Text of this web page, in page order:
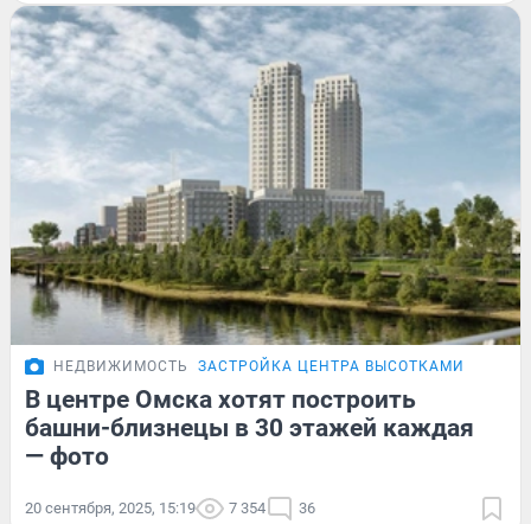
НЕДВИЖИМОСТЬ ЗАСТРОЙКА ЦЕНТРА ВЫСОТКАМИ
В центре Омска хотят построить
башни-близнецы в 30 этажей каждая
— фото
20 сентября, 2025, 15:19 7 354 36